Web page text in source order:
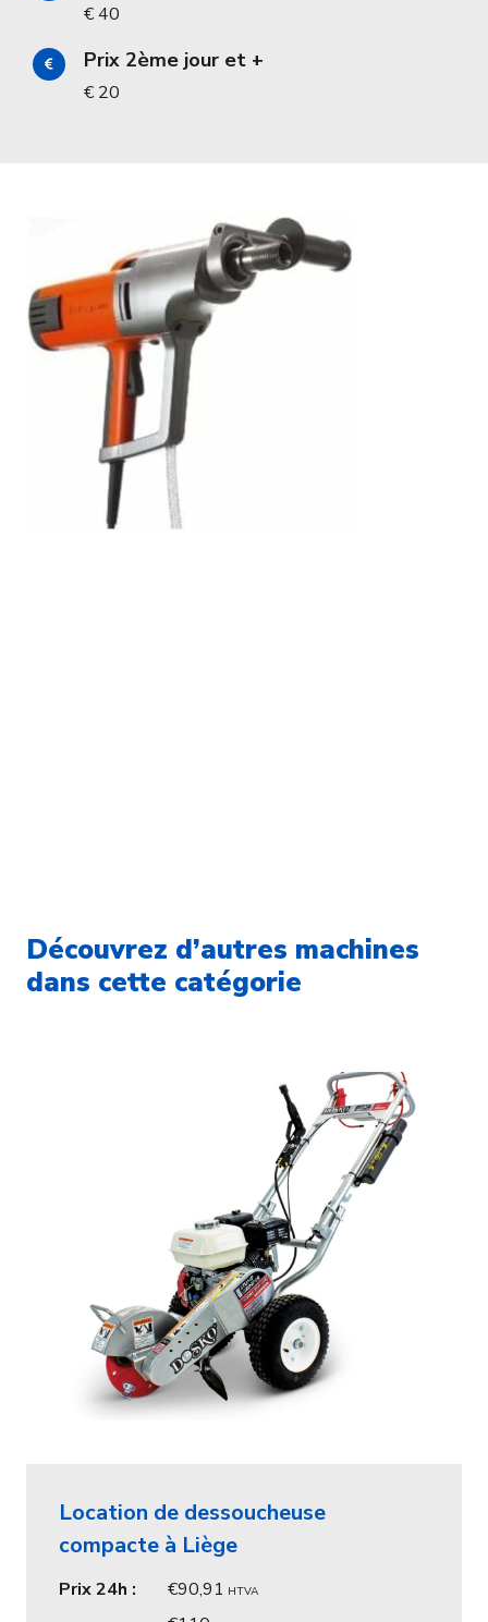
€ 40
Prix 2ème jour et +
€ 20
Découvrez d’autres machines
dans cette catégorie
Location de dessoucheuse
compacte à Liège
Prix 24h : 90,91 HTVA